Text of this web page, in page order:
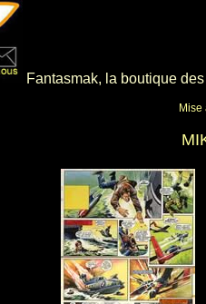
Fantasmak, la boutique